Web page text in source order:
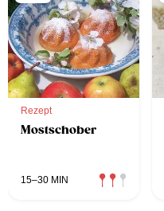
Rezept
Mostschober
15–30 MIN